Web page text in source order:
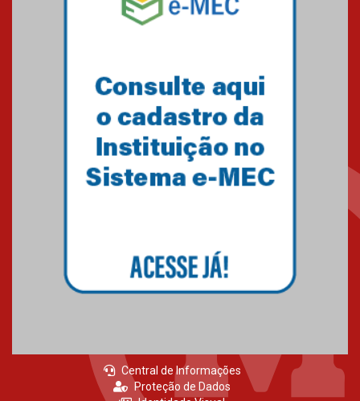
Central de Informações
Proteção de Dados